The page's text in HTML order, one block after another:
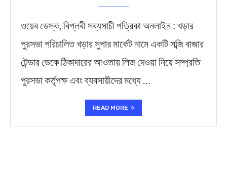
ওয়েব ডেস্ক, বিপ্লবী সব্যসাচী পত্রিকা অনলাইন : খড়ার
পুরসভা পরিচালিত খড়ার সুপার মার্কেট নামে একটি সব্জি বাজার
টেন্ডার ডেকে ঠিকাদারের আওতায় লিজ দেওয়া নিয়ে সম্প্রতি
পুরসভা কর্তৃপক্ষ এবং ব্যবসায়ীদের মধ্যে …
READ MORE